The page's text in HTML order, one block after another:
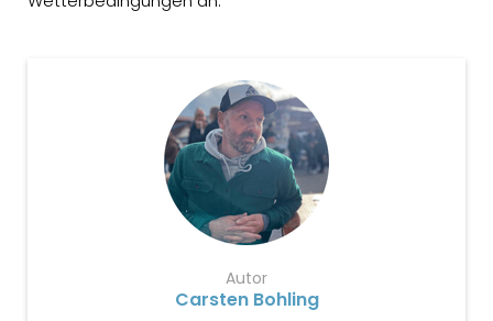
Autor
Carsten Bohling